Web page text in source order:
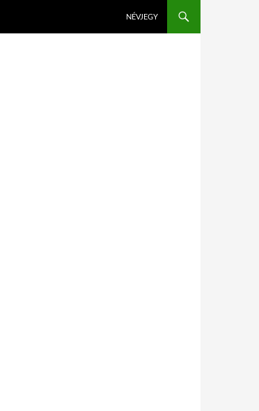
NÉVJEGY